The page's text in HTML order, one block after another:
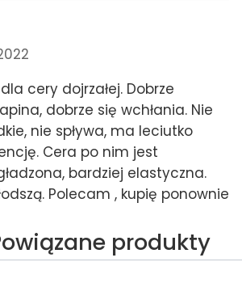
cery dojrzałej. Dobrze
dobrze się wchłania. Nie
nie spływa, ma leciutko
Cera po nim jest
bardziej elastyczna.
Polecam , kupię ponownie
produkty